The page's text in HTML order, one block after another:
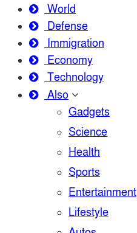
World
Defense
Immigration
Economy
Technology
Also
Gadgets
Science
Health
Sports
Entertainment
Lifestyle